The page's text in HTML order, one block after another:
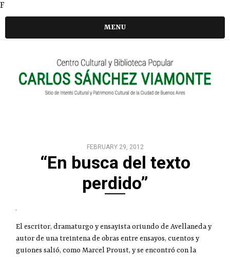
F
MENU
FEBRUARY 29, 2012
“En busca del texto
perdido”
El escritor, dramaturgo y ensayista oriundo de Avellaneda y
autor de una treintena de obras entre ensayos, cuentos y
guiones salió, como Marcel Proust, y se encontró con la